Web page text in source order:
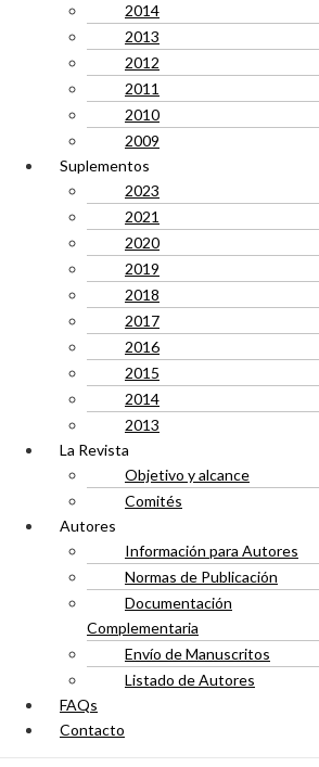
2014
2013
2012
2011
2010
2009
Suplementos
2023
2021
2020
2019
2018
2017
2016
2015
2014
2013
La Revista
Objetivo y alcance
Comités
Autores
Información para Autores
Normas de Publicación
Documentación
Complementaria
Envío de Manuscritos
Listado de Autores
FAQs
Contacto